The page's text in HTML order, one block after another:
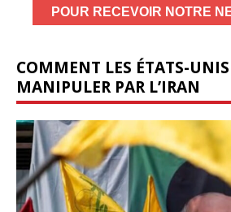
COMMENT LES ÉTATS-
MANIPULER PAR L’IRAN